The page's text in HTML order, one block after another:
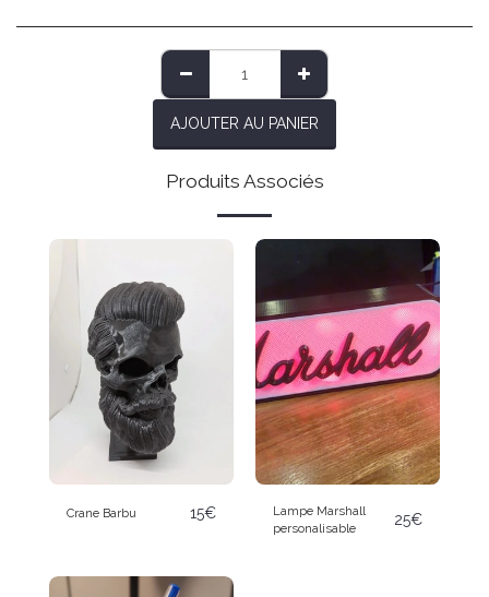
AJOUTER AU PANIER
Produits Associés
Crane Barbu 15€
Lampe Marshall
personalisable
25€